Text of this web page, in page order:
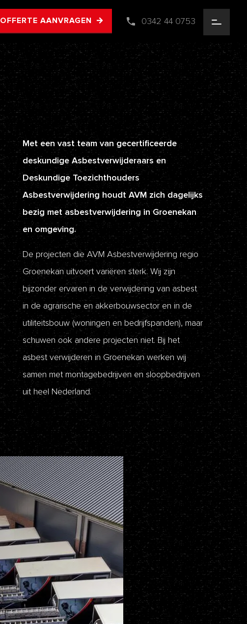
OFFERTE AANVRAGEN 0342 44 0753
Met een vast team van gecertificeerde
deskundige Asbestverwijderaars en
Deskundige Toezichthouders
Asbestverwijdering houdt AVM zich dagelijks
bezig met asbestverwijdering in Groenekan
en omgeving.
De projecten die AVM Asbestverwijdering regio
Groenekan uitvoert variëren sterk. Wij zijn
bijzonder ervaren in de verwijdering van asbest
in de agrarische en akkerbouwsector en in de
utiliteitsbouw (woningen en bedrijfspanden), maar
schuwen ook andere projecten niet. Bij het
asbest verwijderen in Groenekan werken wij
samen met montagebedrijven en sloopbedrijven
uit heel Nederland.